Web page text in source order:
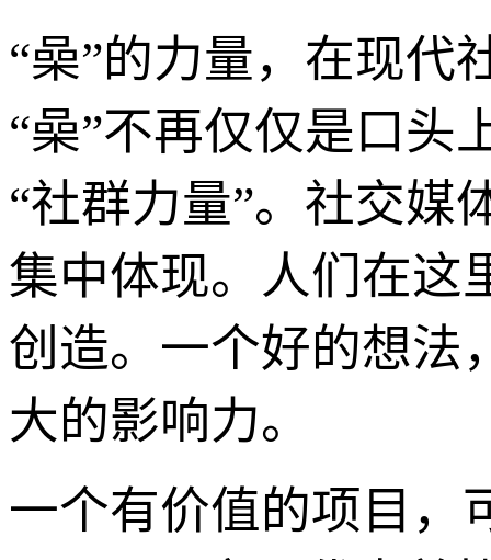
“喿”的力量，在现代
“喿”不再仅仅是口头
“社群力量”。社交媒
集中体现。人们在这
创造。一个好的想法
大的影响力。
一个有价值的项目，